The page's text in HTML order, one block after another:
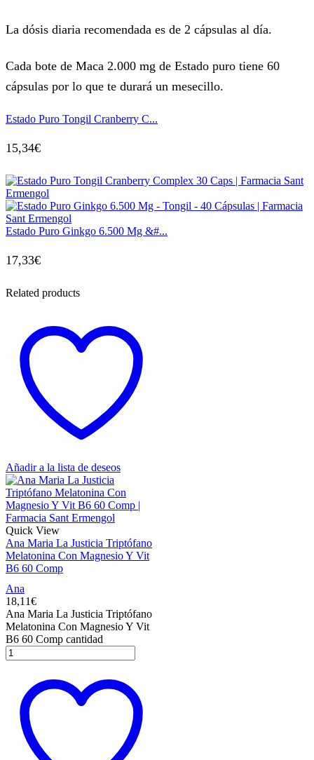
La dósis diaria recomendada es de 2 cápsulas al día.
Cada bote de Maca 2.000 mg de Estado puro tiene 60
cápsulas por lo que te durará un mesecillo.
Estado Puro Tongil Cranberry C...
15,34€
Estado Puro Ginkgo 6.500 Mg &#...
17,33€
Related products
Añadir a la lista de deseos
Quick View
Ana Maria La Justicia Triptófano
Melatonina Con Magnesio Y Vit
B6 60 Comp
Ana
18,11€
Ana Maria La Justicia Triptófano
Melatonina Con Magnesio Y Vit
B6 60 Comp cantidad